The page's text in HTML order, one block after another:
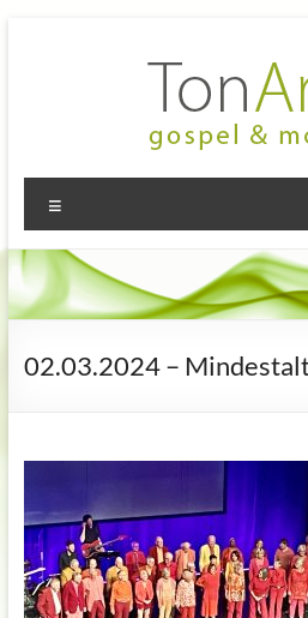
TonArt
–
gospel
&
more
Mein Chor
in
Hannover-
Linden
02.03.2024 –